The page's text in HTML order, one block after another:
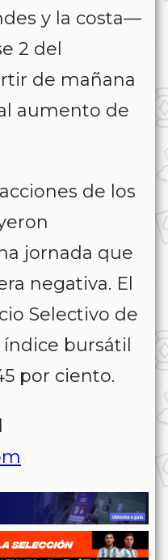
y la costa—
2 del
de mañana
aumento de
de los
jornada que
negativa. El
Selectivo de
bursátil
por ciento.